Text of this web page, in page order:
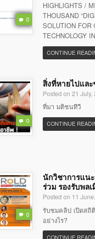
0
HIGHLIGHTS /
THOUSAND
SOLUTION FOR
TECHNOLOGY
CONTINUE
0
สิ่งที่หายไปและ
Posted on 21 July,
ที่มา มติชนทีวี
CONTINUE
0
นักวิชาการแน
ร่วม รองรับพล
Posted on 11
รับชมคลิป เปิดสถิ
อย่างไร?
CONTINUE